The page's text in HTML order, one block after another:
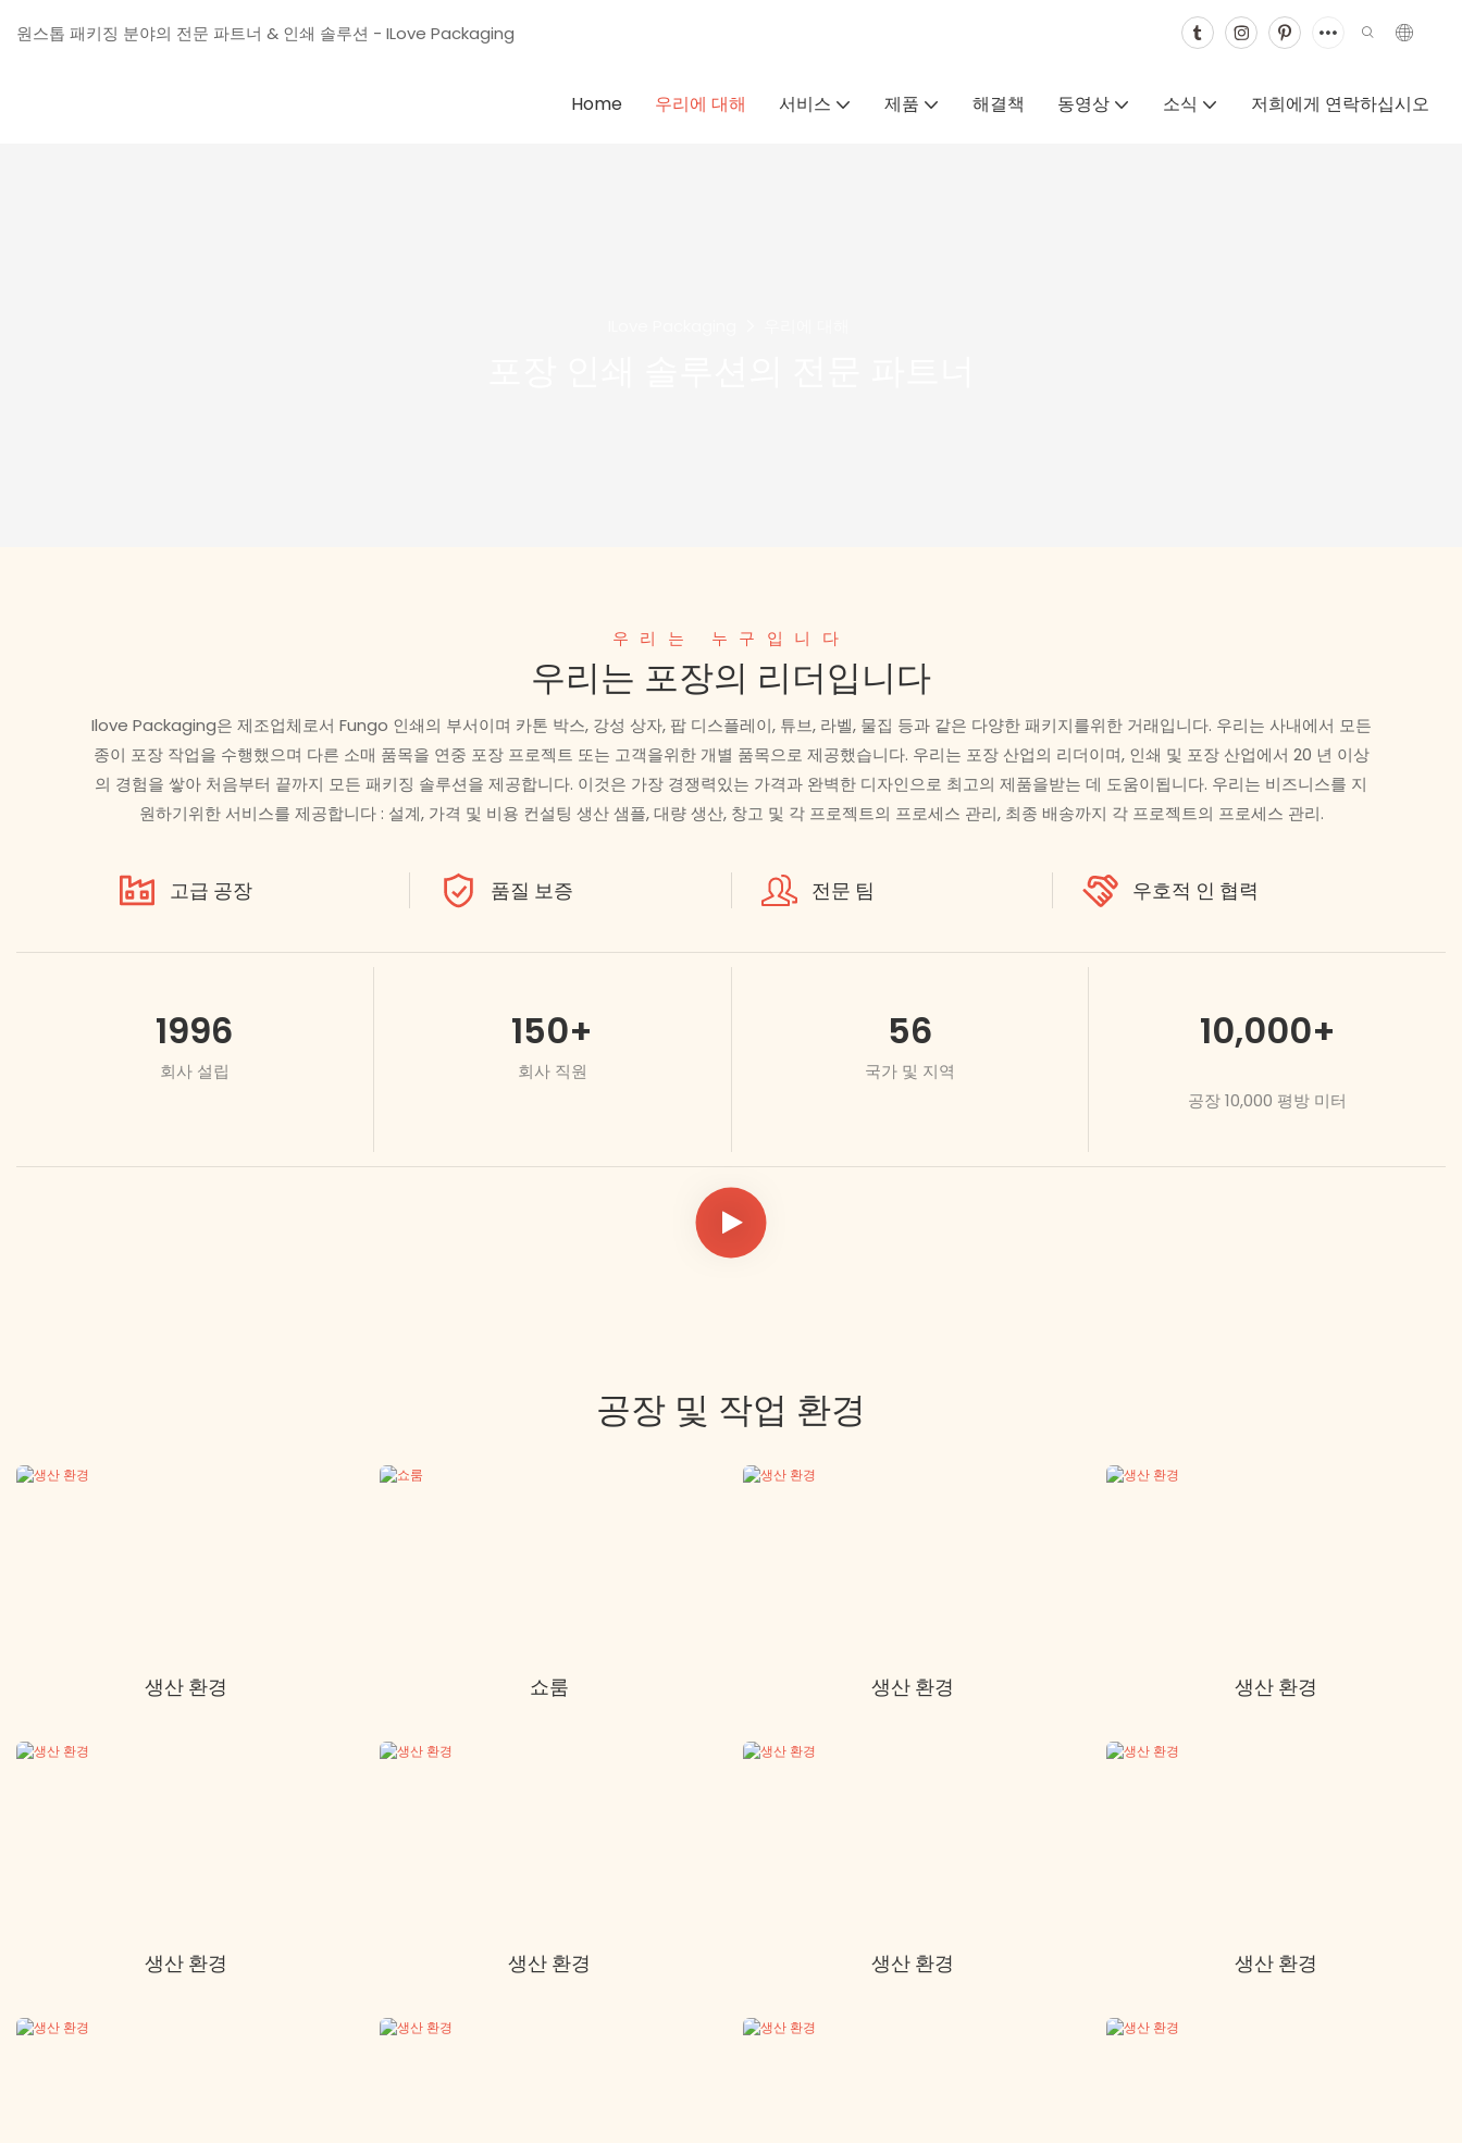
원스톱 패키징 분야의 전문 파트너 & 인쇄 솔루션 - ILove Packaging
Home 우리에 대해 서비스 제품 해결책 동영상 소식 저희에게 연락하십시오
우리는 누구입니다
우리는 포장의 리더입니다
Ilove Packaging은 제조업체로서 Fungo 인쇄의 부서이며 카톤 박스, 강성 상자, 팝 디스플레이, 튜브, 라벨, 물집 등과 같은 다양한 패키지를위한 거래입니다. 우리는 사내에서 모든
종이 포장 작업을 수행했으며 다른 소매 품목을 연중 포장 프로젝트 또는 고객을위한 개별 품목으로 제공했습니다. 우리는 포장 산업의 리더이며, 인쇄 및 포장 산업에서 20 년 이상
의 경험을 쌓아 처음부터 끝까지 모든 패키징 솔루션을 제공합니다. 이것은 가장 경쟁력있는 가격과 완벽한 디자인으로 최고의 제품을받는 데 도움이됩니다. 우리는 비즈니스를 지
원하기위한 서비스를 제공합니다 : 설계, 가격 및 비용 컨설팅 생산 샘플, 대량 생산, 창고 및 각 프로젝트의 프로세스 관리, 최종 배송까지 각 프로젝트의 프로세스 관리.
고급 공장 품질 보증 전문 팀 우호적 인 협력
1996
회사 설립
150+
회사 직원
56
국가 및 지역
10,000+
공장 10,000 평방 미터
공장 및 작업 환경
생산 환경 쇼룸 생산 환경 생산 환경
생산 환경 생산 환경 생산 환경 생산 환경